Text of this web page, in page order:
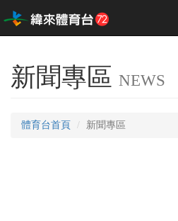
新聞專區 NEWS
體育台首頁 新聞專區